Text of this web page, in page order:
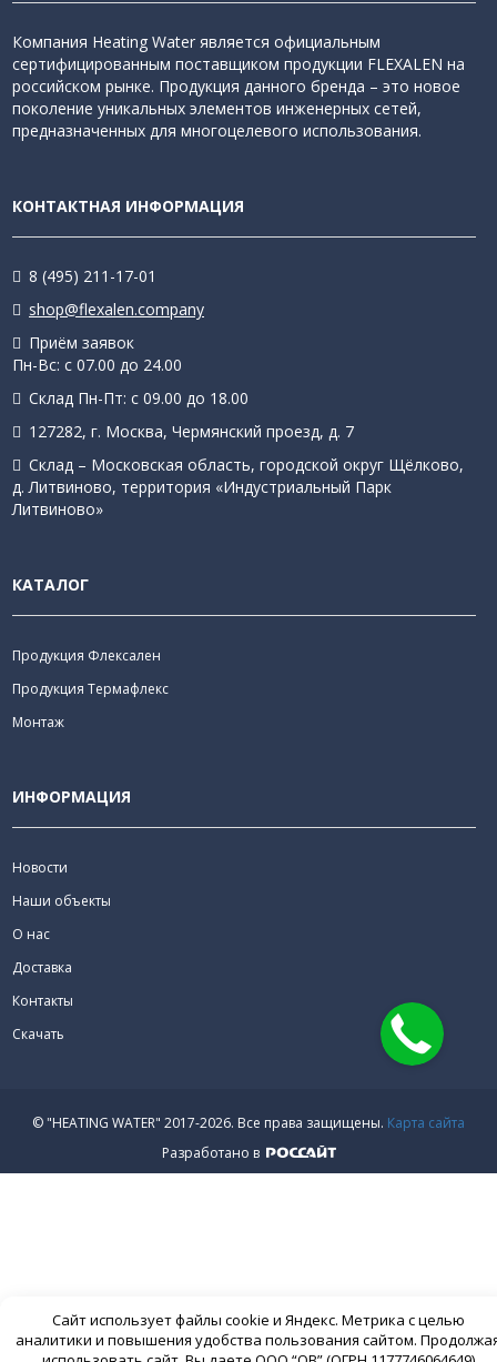
Компания Heating Water является официальным
сертифицированным поставщиком продукции FLEXALEN на
российском рынке. Продукция данного бренда – это новое
поколение уникальных элементов инженерных сетей,
предназначенных для многоцелевого использования.
КОНТАКТНАЯ ИНФОРМАЦИЯ
8 (495) 211-17-01
shop@flexalen.company
Приём заявок
Пн-Вс: с 07.00 до 24.00
Склад Пн-Пт: с 09.00 до 18.00
127282, г. Москва, Чермянский проезд, д. 7
Склад – Московская область, городской округ Щёлково,
д. Литвиново, территория «Индустриальный Парк
Литвиново»
КАТАЛОГ
Продукция Флексален
Продукция Термафлекс
Монтаж
ИНФОРМАЦИЯ
Новости
Наши объекты
О нас
Доставка
Контакты
Скачать
© "HEATING WATER" 2017-2026. Все права защищены. Карта сайта
Разработано в
Сайт использует файлы cookie и Яндекс. Метрика с целью
аналитики и повышения удобства пользования сайтом.